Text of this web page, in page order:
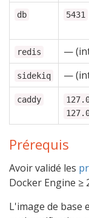
db 5431
redis —
sidekiq —
caddy
Prérequis
Avoir validé les
Docker Engine ≥
L'image de base